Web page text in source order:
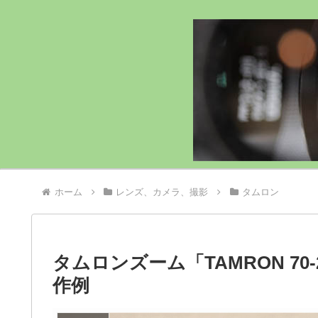
ホーム レンズ、カメラ、撮影 タムロン
タムロンズーム「TAMRON
作例